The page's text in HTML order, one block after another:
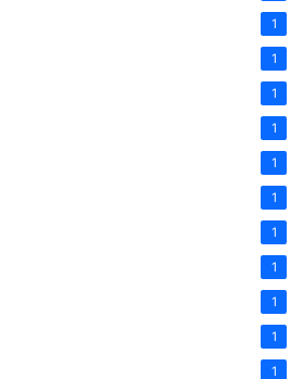
1
1
1
1
1
1
1
1
1
1
1